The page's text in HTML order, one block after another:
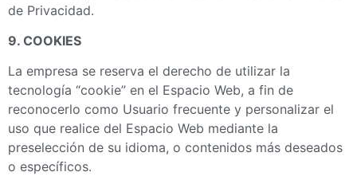
de Privacidad.
9. COOKIES
La empresa se reserva el derecho de utilizar la
tecnología “cookie” en el Espacio Web, a fin de
reconocerlo como Usuario frecuente y personalizar el
uso que realice del Espacio Web mediante la
preselección de su idioma, o contenidos más deseados
o específicos.